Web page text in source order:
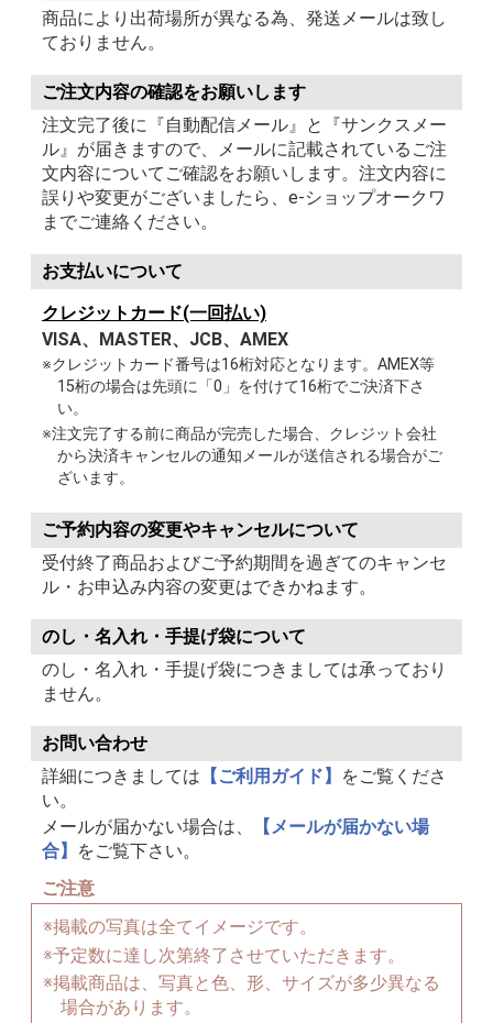
商品により出荷場所が異なる為、発送メールは致し
ておりません。
ご注文内容の確認をお願いします
注文完了後に『自動配信メール』と『サンクスメー
ル』が届きますので、メールに記載されているご注
文内容についてご確認をお願いします。注文内容に
誤りや変更がございましたら、e-ショップオークワ
までご連絡ください。
お支払いについて
クレジットカード(一回払い)
VISA、MASTER、JCB、AMEX
※クレジットカード番号は16桁対応となります。AMEX等
15桁の場合は先頭に「0」を付けて16桁でご決済下さ
い。
※注文完了する前に商品が完売した場合、クレジット会社
から決済キャンセルの通知メールが送信される場合がご
ざいます。
ご予約内容の変更やキャンセルについて
受付終了商品およびご予約期間を過ぎてのキャンセ
ル・お申込み内容の変更はできかねます。
のし・名入れ・手提げ袋について
のし・名入れ・手提げ袋につきましては承っており
ません。
お問い合わせ
詳細につきましては 【ご利用ガイド】
をご覧くださ
い。
メールが届かない場合は、
【メールが届かない場
合】
をご覧下さい。
ご注意
※掲載の写真は全てイメージです。
※予定数に達し次第終了させていただきます。
※掲載商品は、写真と色、形、サイズが多少異なる
場合があります。